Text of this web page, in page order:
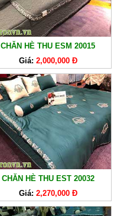
CHĂN HÈ THU ESM 20015
Giá: 2,000,000 Đ
CHĂN HÈ THU EST 20032
Giá: 2,270,000 Đ